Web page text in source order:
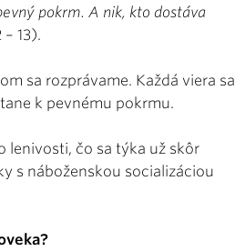
pokrm. A nik, kto dostáva
– 13).
sa rozprávame. Každá viera sa
k pevnému pokrmu.
lenivosti, čo sa týka už skôr
s náboženskou socializáciou